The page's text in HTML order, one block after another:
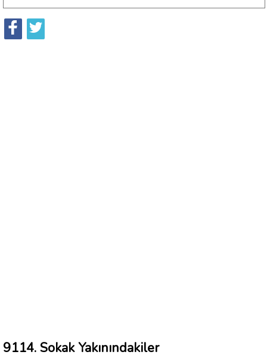
9114. Sokak Yakınındakiler